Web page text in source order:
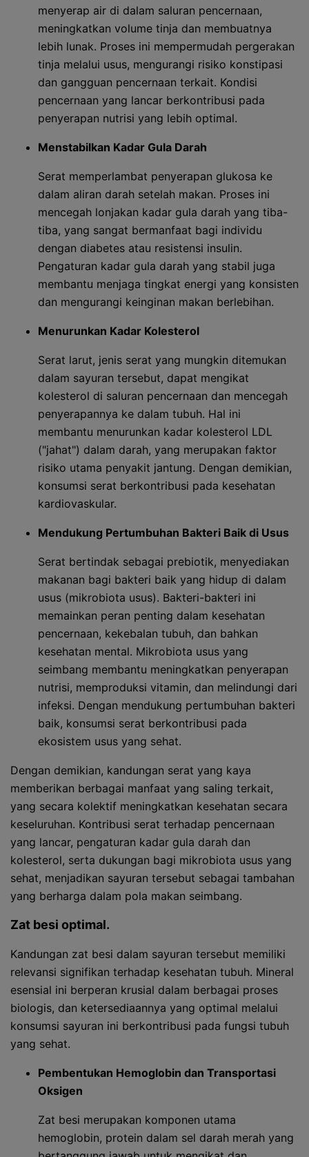
menyerap air di dalam saluran pencernaan,
meningkatkan volume tinja dan membuatnya
lebih lunak. Proses ini mempermudah pergerakan
tinja melalui usus, mengurangi risiko konstipasi
dan gangguan pencernaan terkait. Kondisi
pencernaan yang lancar berkontribusi pada
penyerapan nutrisi yang lebih optimal.
Menstabilkan Kadar Gula Darah
Serat memperlambat penyerapan glukosa ke
dalam aliran darah setelah makan. Proses ini
mencegah lonjakan kadar gula darah yang tiba-
tiba, yang sangat bermanfaat bagi individu
dengan diabetes atau resistensi insulin.
Pengaturan kadar gula darah yang stabil juga
membantu menjaga tingkat energi yang konsisten
dan mengurangi keinginan makan berlebihan.
Menurunkan Kadar Kolesterol
Serat larut, jenis serat yang mungkin ditemukan
dalam sayuran tersebut, dapat mengikat
kolesterol di saluran pencernaan dan mencegah
penyerapannya ke dalam tubuh. Hal ini
membantu menurunkan kadar kolesterol LDL
("jahat") dalam darah, yang merupakan faktor
risiko utama penyakit jantung. Dengan demikian,
konsumsi serat berkontribusi pada kesehatan
kardiovaskular.
Mendukung Pertumbuhan Bakteri Baik di Usus
Serat bertindak sebagai prebiotik, menyediakan
makanan bagi bakteri baik yang hidup di dalam
usus (mikrobiota usus). Bakteri-bakteri ini
memainkan peran penting dalam kesehatan
pencernaan, kekebalan tubuh, dan bahkan
kesehatan mental. Mikrobiota usus yang
seimbang membantu meningkatkan penyerapan
nutrisi, memproduksi vitamin, dan melindungi dari
infeksi. Dengan mendukung pertumbuhan bakteri
baik, konsumsi serat berkontribusi pada
ekosistem usus yang sehat.
Dengan demikian, kandungan serat yang kaya
memberikan berbagai manfaat yang saling terkait,
yang secara kolektif meningkatkan kesehatan secara
keseluruhan. Kontribusi serat terhadap pencernaan
yang lancar, pengaturan kadar gula darah dan
kolesterol, serta dukungan bagi mikrobiota usus yang
sehat, menjadikan sayuran tersebut sebagai tambahan
yang berharga dalam pola makan seimbang.
Zat besi optimal.
Kandungan zat besi dalam sayuran tersebut memiliki
relevansi signifikan terhadap kesehatan tubuh. Mineral
esensial ini berperan krusial dalam berbagai proses
biologis, dan ketersediaannya yang optimal melalui
konsumsi sayuran ini berkontribusi pada fungsi tubuh
yang sehat.
Pembentukan Hemoglobin dan Transportasi
Oksigen
Zat besi merupakan komponen utama
hemoglobin, protein dalam sel darah merah yang